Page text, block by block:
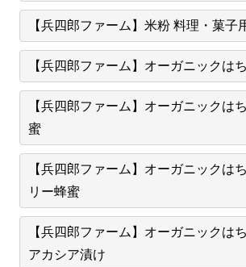
【兵四郎ファーム】米粉 料理・菓子
【兵四郎ファーム】オーガニックは
【兵四郎ファーム】オーガニックは
蜜
【兵四郎ファーム】オーガニックは
リー蜂蜜
【兵四郎ファーム】オーガニックは
アカシア漬け